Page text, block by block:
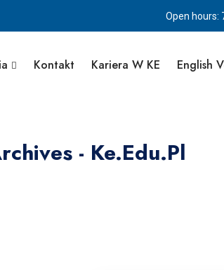
Open hours:
Kontakt Kariera W KE English
- Ke.edu.pl